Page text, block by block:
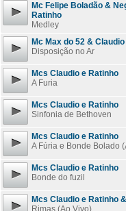
Mc Felipe Boladão &
Ratinho
Medley
Mc Max do 52 &
Disposição no Ar
Mcs Claudio e Ratinho
A Furia
Mcs Claudio e Ratinho
Sinfonia de Bethoven
Mcs Claudio e Ratinho
A Fúria e Bonde Bolado
Mcs Claudio e Ratinho
Bonde do fuzil
Mcs Claudio e Ratinho
Rimas (Ao Vivo)